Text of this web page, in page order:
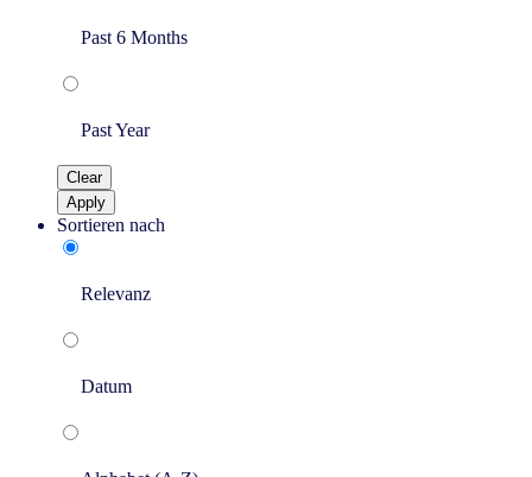
Past 6 Months
Past Year
Clear
Apply
Sortieren nach
Relevanz
Datum